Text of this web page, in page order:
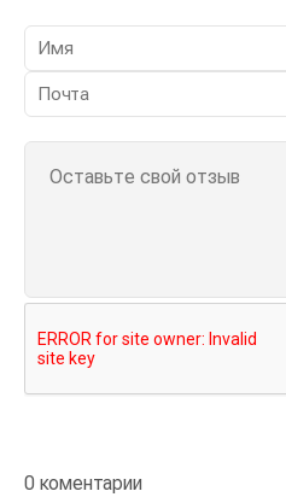
0 коментарии